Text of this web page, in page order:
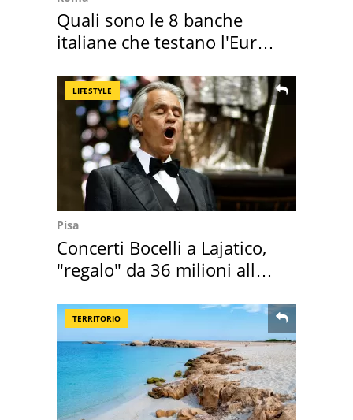
Quali sono le 8 banche
italiane che testano l'Euro
LIFESTYLE
Pisa
Concerti Bocelli a Lajatico,
"regalo" da 36 milioni alla
TERRITORIO